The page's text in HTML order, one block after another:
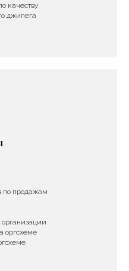
качеству
джипега
по продажам
оргсхеме